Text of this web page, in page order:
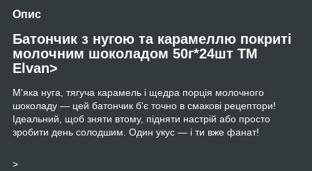
Опис
Батончик з нугою та карамеллю покриті
молочним шоколадом 50г*24шт ТМ
Elvan>
М'яка нуга, тягуча карамель і щедра порція молочного
шоколаду — цей батончик б'є точно в смакові рецептори!
Ідеальний, щоб зняти втому, підняти настрій або просто
зробити день солодшим. Один укус — і ти вже фанат!
>